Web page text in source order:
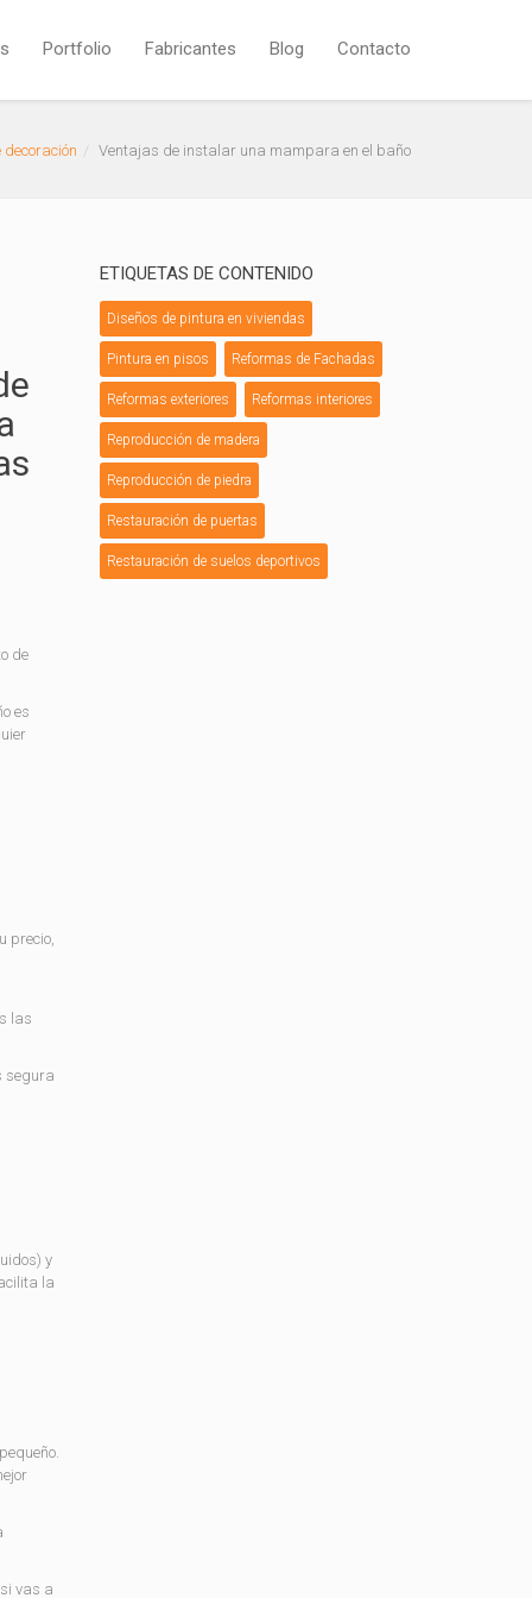
Portfolio Fabricantes Blog Contacto
decoración Ventajas de instalar una mampara en el baño
de
es
precio,
las
segura
y
la
vas a
ETIQUETAS DE CONTENIDO
Diseños de pintura en viviendas
Pintura en pisos Reformas de Fachadas
Reformas exteriores Reformas interiores
Reproducción de madera
Reproducción de piedra
Restauración de puertas
Restauración de suelos deportivos